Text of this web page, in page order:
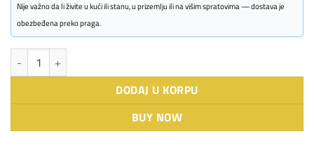
Nije važno da li živite u kući ili stanu, u prizemlju ili na višim spratovima — dostava je
obezbeđena preko praga.
AEG staklokeramička ugradna ploča HK624000XB količina
DODAJ U KORPU
BUY NOW